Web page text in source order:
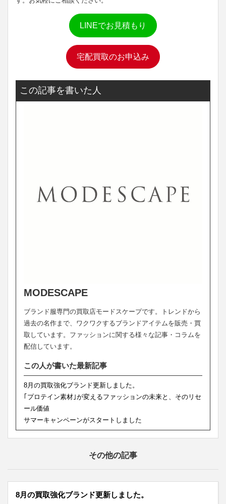
LINEでお見積もり
宅配買取のお申込み
この記事を書いた人
MODESCAPE
ブランド服専門の買取店モードスケープです。トレンドから
過去の名作まで、ワクワクするブランドアイテムを販売・買
取しています。ファッションに関する様々な記事・コラムを
配信しています。
この人が書いた最新記事
8月の買取強化ブランド更新しました。
｢プロテイン素材｣が変えるファッションの未来と、そのリセ
ール価値
サマーキャンペーンがスタートしました
その他の記事
8月の買取強化ブランド更新しました。